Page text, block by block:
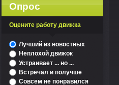
Опрос
Оцените работу движка
Лучший из новостных
Неплохой движок
Устраивает ... но ...
Встречал и получше
Совсем не понравился